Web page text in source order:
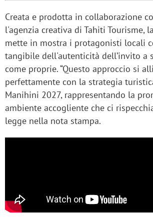
Creata e prodotta in collaborazione
l'agenzia creativa di Tahiti Tourisme,
mette in mostra i protagonisti locali
tangibile dell'autenticità dell’invito a
come proprie. “Questo approccio si
perfettamente con la strategia
Manihini 2027, rappresentando la
ambiente accogliente che ci
legge nella nota stampa.